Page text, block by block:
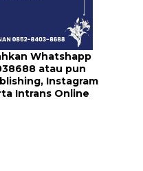
Whatshapp
atau pun
, Instagram
Intrans Online